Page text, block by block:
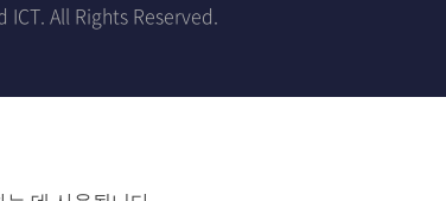
All Rights Reserved.